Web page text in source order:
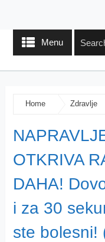
Menu
Home Zdravlje
OTKRIVA
DAHA!
i za 30
ste bolesni!